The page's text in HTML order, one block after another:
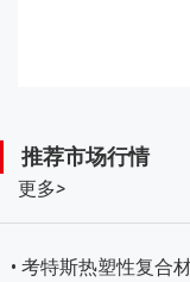
推荐市场行情
更多>
• 考特斯热塑性复合